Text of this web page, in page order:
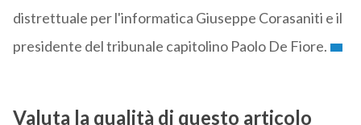
distrettuale per l'informatica Giuseppe Corasaniti e il
presidente del tribunale capitolino Paolo De Fiore.
Valuta la qualità di questo articolo